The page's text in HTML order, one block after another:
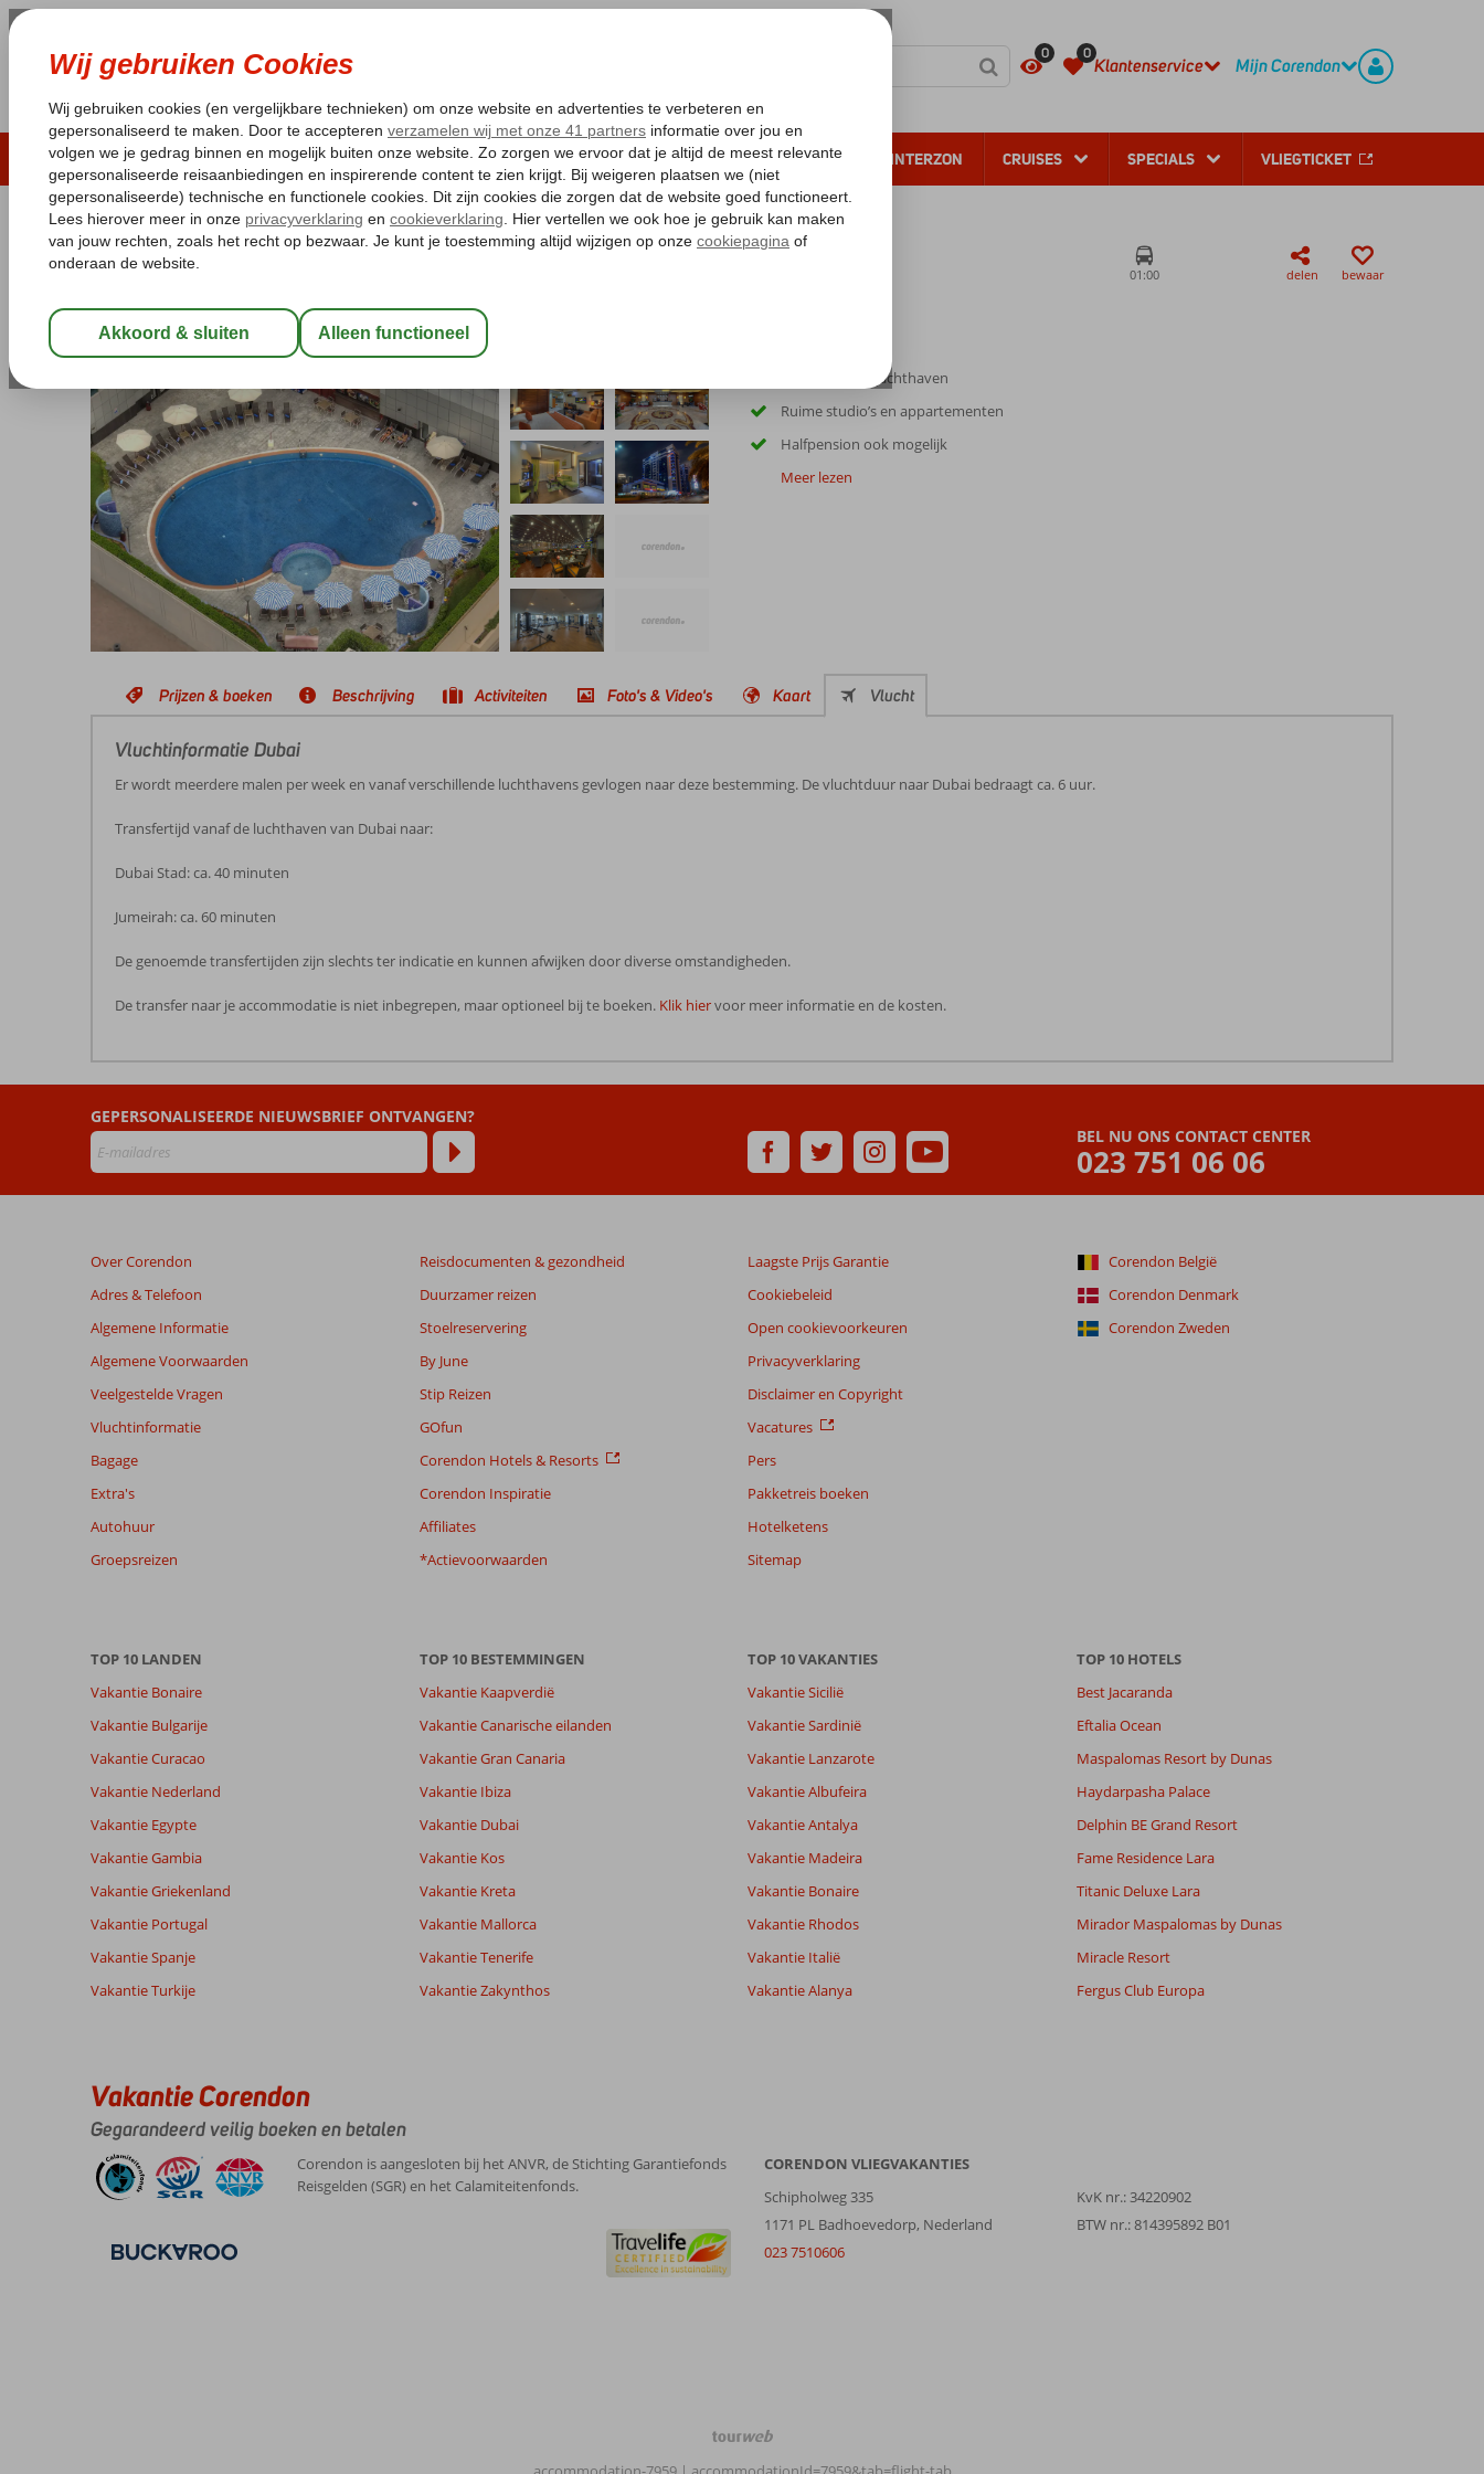
0 0
Klantenservice Mijn Corendon
LAST MINUTE ZOMER 2026 ZONVAKANTIE VERRE REIZEN ALL INCLUSIVE WINTERZON CRUISES SPECIALS VLIEGTICKET
Pakketgarantie Laagsteprijsgarantie* Gratis annuleren*
Home
Verenigde Arabische Emiraten
Marina View Hotel Appartementen
Logies en ontbijt- Appartement
01:00 delen bewaar
Gelegen bij de jachthaven
Ruime studio’s en appartementen
Halfpension ook mogelijk
Meer lezen
Prijzen & boeken Beschrijving Activiteiten Foto's & Video's Kaart Vlucht
Vluchtinformatie Dubai
Er wordt meerdere malen per week en vanaf verschillende luchthavens gevlogen naar deze bestemming. De vluchtduur naar Dubai bedraagt ca. 6 uur.
Transfertijd vanaf de luchthaven van Dubai naar:
Dubai Stad: ca. 40 minuten
Jumeirah: ca. 60 minuten
De genoemde transfertijden zijn slechts ter indicatie en kunnen afwijken door diverse omstandigheden.
De transfer naar je accommodatie is niet inbegrepen, maar optioneel bij te boeken. Klik hiervoor meer informatie en de kosten.
door
onze
klanten
in
Marina
Hotel
Appartementen
die
worden
om
relevantie
van
getoonde
beoordelingen
garanderen.
Meer
over
onze
BEL NU ONS CONTACT CENTER
023 751 06 06
GEPERSONALISEERDE NIEUWSBRIEF ONTVANGEN?
Over Corendon
Adres & Telefoon
Algemene Informatie
Algemene Voorwaarden
Veelgestelde Vragen
Vluchtinformatie
Bagage
Extra's
Autohuur
Groepsreizen
Reisdocumenten & gezondheid
Duurzamer reizen
Stoelreservering
By June
Stip Reizen
GOfun
Corendon Hotels & Resorts
Corendon Inspiratie
Affiliates
*Actievoorwaarden
Laagste Prijs Garantie
Cookiebeleid
Open cookievoorkeuren
Privacyverklaring
Disclaimer en Copyright
Vacatures
Pers
Pakketreis boeken
Hotelketens
Sitemap
Corendon België
Corendon Denmark
Corendon Zweden
TOP 10 LANDEN
Vakantie Bonaire
Vakantie Bulgarije
Vakantie Curacao
Vakantie Nederland
Vakantie Egypte
Vakantie Gambia
Vakantie Griekenland
Vakantie Portugal
Vakantie Spanje
Vakantie Turkije
TOP 10 BESTEMMINGEN
Vakantie Kaapverdië
Vakantie Canarische eilanden
Vakantie Gran Canaria
Vakantie Ibiza
Vakantie Dubai
Vakantie Kos
Vakantie Kreta
Vakantie Mallorca
Vakantie Tenerife
Vakantie Zakynthos
TOP 10 VAKANTIES
Vakantie Sicilië
Vakantie Sardinië
Vakantie Lanzarote
Vakantie Albufeira
Vakantie Antalya
Vakantie Madeira
Vakantie Bonaire
Vakantie Rhodos
Vakantie Italië
Vakantie Alanya
TOP 10 HOTELS
Best Jacaranda
Eftalia Ocean
Maspalomas Resort by Dunas
Haydarpasha Palace
Delphin BE Grand Resort
Fame Residence Lara
Titanic Deluxe Lara
Mirador Maspalomas by Dunas
Miracle Resort
Fergus Club Europa
Vakantie Corendon
Gegarandeerd veilig boeken en betalen
Corendon is aangesloten bij het ANVR, de Stichting Garantiefonds
Reisgelden (SGR) en het Calamiteitenfonds.
CORENDON VLIEGVAKANTIES
Schipholweg 335
1171 PL Badhoevedorp, Nederland
023 7510606
KvK nr.: 34220902
BTW nr.: 814395892 B01
TourWeb